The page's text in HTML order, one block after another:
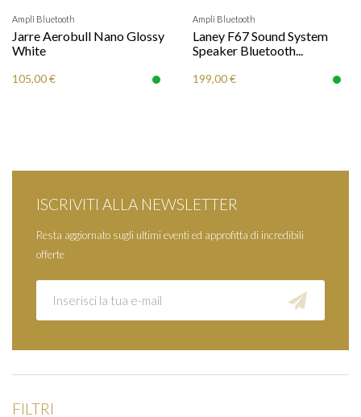
Ampli Bluetooth
Jarre Aerobull Nano Glossy
White
105,00 €
Ampli Bluetooth
Laney F67 Sound System
Speaker Bluetooth...
199,00 €
ISCRIVITI ALLA NEWSLETTER
Resta aggiornato sugli ultimi eventi ed approfitta di incredibili
offerte
FILTRI